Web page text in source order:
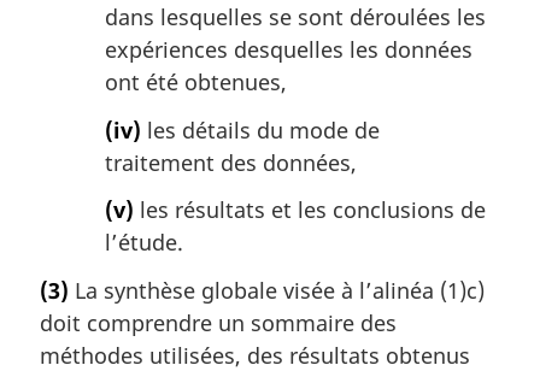
dans lesquelles se sont déroulées les
expériences desquelles les données
ont été obtenues,
(iv) les détails du mode de
traitement des données,
(v) les résultats et les conclusions de
l’étude.
(3) La synthèse globale visée à l’alinéa (1)c)
doit comprendre un sommaire des
méthodes utilisées, des résultats obtenus